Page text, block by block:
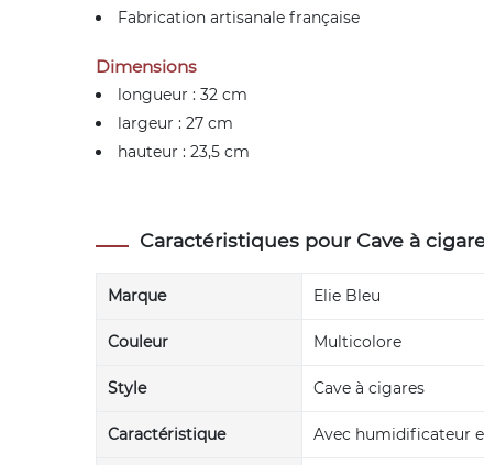
Fabrication artisanale française
Dimensions
longueur : 32 cm
largeur : 27 cm
hauteur : 23,5 cm
Caractéristiques pour Cave à
Marque Elie Bleu
Couleur Multicolore
Style Cave à cigares
Caractéristique Avec humidificateur